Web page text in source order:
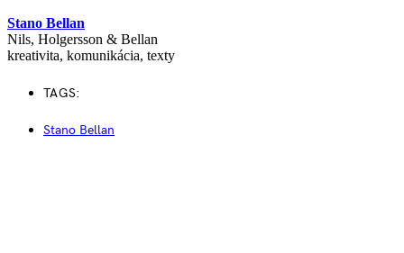
Stano Bellan
Nils, Holgersson & Bellan
kreativita, komunikácia, texty
TAGS:
Stano Bellan